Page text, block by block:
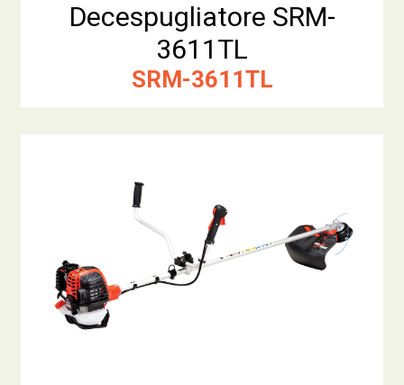
Decespugliatore SRM-
3611TL
SRM-3611TL